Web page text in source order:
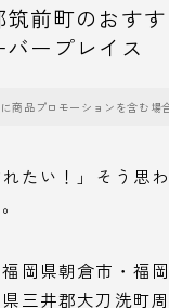
前町のおす
ープレイス
商品プロモーションを含む場
れたい！」そう思
岡県朝倉市・福
三井郡大刀洗町